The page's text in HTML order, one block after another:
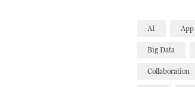
AI App
Big Data
Collaboration